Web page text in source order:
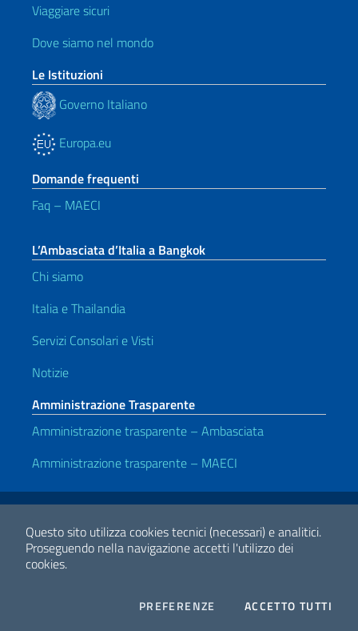
Questo sito utilizza cookies tecnici (necessari) e analitici.
Proseguendo nella navigazione accetti l'utilizzo dei
cookies.
PREFERENZE COOKIESACCETTO TUTTI
Viaggiare sicuri
Dove siamo nel mondo
Le Istituzioni
Governo Italiano
Europa.eu
Domande frequenti
Faq – MAECI
L’Ambasciata d’Italia a Bangkok
Chi siamo
Italia e Thailandia
Servizi Consolari e Visti
Notizie
Amministrazione Trasparente
Amministrazione trasparente – Ambasciata
Amministrazione trasparente – MAECI
Link Utili